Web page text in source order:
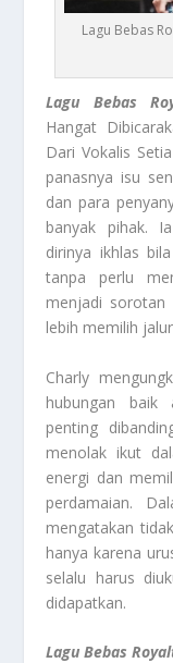
Lagu Bebas
Lagu Bebas
Hangat
Dari Vokalis
panasnya isu
dan para
banyak pihak.
dirinya ikhlas
tanpa perlu
menjadi sorotan
lebih memilih
Charly
hubungan baik
penting
menolak ikut
energi dan
perdamaian.
mengatakan
hanya karena
selalu harus
didapatkan.
Lagu Bebas